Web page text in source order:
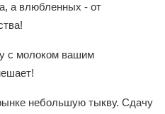
а влюбленных - от
с молоком вашим
небольшую тыкву. Сдачу